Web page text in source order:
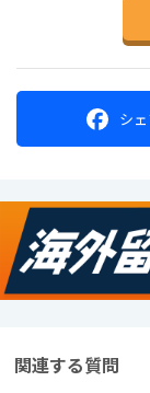
シ
関連する質問